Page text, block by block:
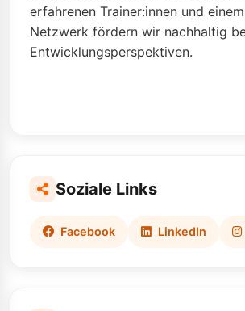
erfahrenen Trainer:innen und
Netzwerk fördern wir nachhaltig
Entwicklungsperspektiven.
Soziale Links
Facebook LinkedIn